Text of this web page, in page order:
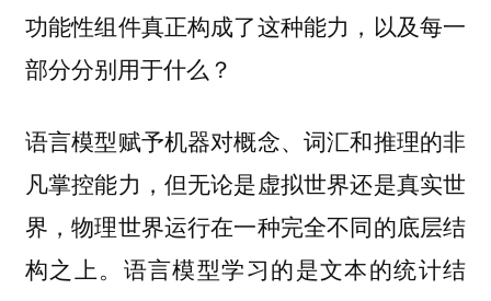
功能性组件真正构成了这种能力，以及每一
部分分别用于什么？
语言模型赋予机器对概念、词汇和推理的非
凡掌控能力，但无论是虚拟世界还是真实世
界，物理世界运行在一种完全不同的底层结
构之上。语言模型学习的是文本的统计结